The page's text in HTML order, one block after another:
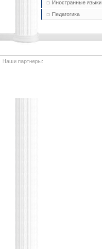
Иностранные языки
Педагогика
Наши партнеры: